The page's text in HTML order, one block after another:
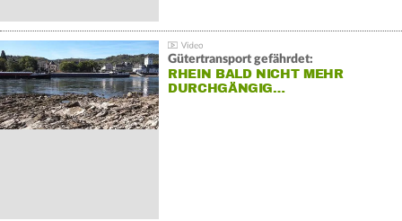
Gütertransport gefährdet:
RHEIN BALD NICHT MEHR
DURCHGÄNGIG…